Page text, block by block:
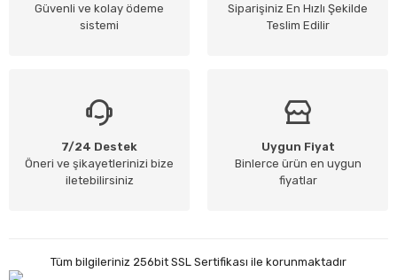
Güvenli ve kolay ödeme
sistemi
Siparişiniz En Hızlı Şekilde
Teslim Edilir
7/24 Destek
Öneri ve şikayetlerinizi bize
iletebilirsiniz
Uygun Fiyat
Binlerce ürün en uygun
fiyatlar
Tüm bilgileriniz 256bit SSL Sertifikası ile korunmaktadır